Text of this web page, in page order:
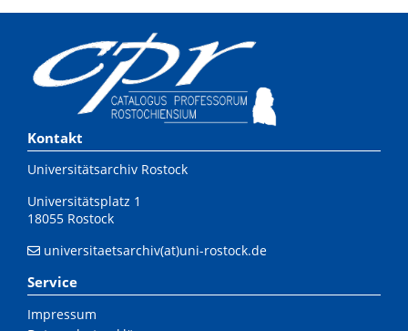
Kontakt
Universitätsarchiv Rostock
Universitätsplatz 1
18055 Rostock
universitaetsarchiv(at)uni-rostock.de
Service
Impressum